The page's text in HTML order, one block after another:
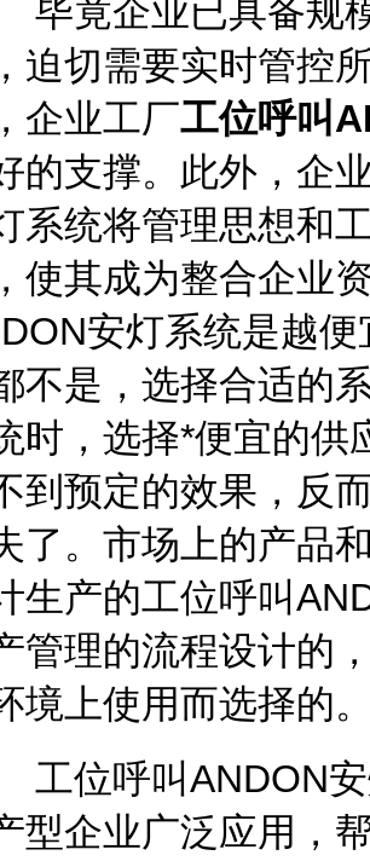
竟企业已具备规模
迫切需要实时管控
企业工厂工位呼叫
的支撑。此外，企
系统将管理思想和
使其成为整合企业
安灯系统是越
不是，选择合适的
时，选择*便宜的供
到预定的效果，反
了。市场上的产品
生产的工位呼叫
管理的流程设计的
境上使用而选择的
位呼叫ANDON安
型企业广泛应用，